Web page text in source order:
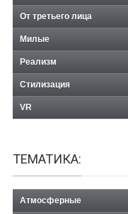
От третьего лица
Милые
Реализм
Стилизация
VR
ТЕМАТИКА:
Атмосферные